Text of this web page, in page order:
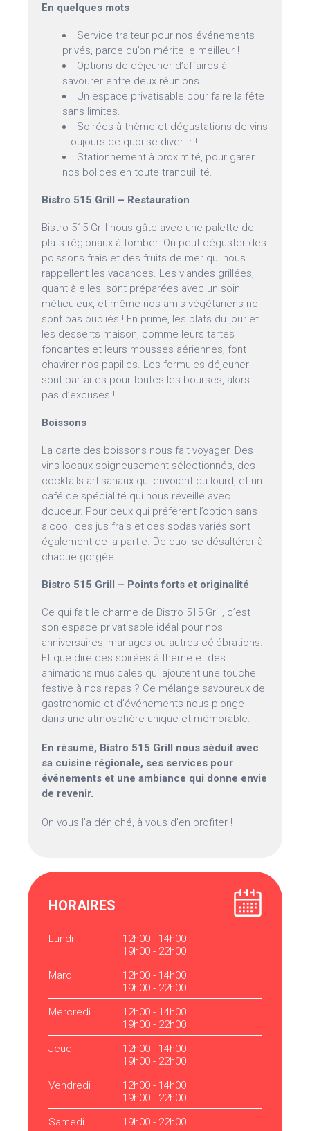
En quelques mots
Service traiteur pour nos événements
privés, parce qu’on mérite le meilleur !
Options de déjeuner d’affaires à
savourer entre deux réunions.
Un espace privatisable pour faire la fête
sans limites.
Soirées à thème et dégustations de vins
: toujours de quoi se divertir !
Stationnement à proximité, pour garer
nos bolides en toute tranquillité.
Bistro 515 Grill – Restauration
Bistro 515 Grill nous gâte avec une palette de
plats régionaux à tomber. On peut déguster des
poissons frais et des fruits de mer qui nous
rappellent les vacances. Les viandes grillées,
quant à elles, sont préparées avec un soin
méticuleux, et même nos amis végétariens ne
sont pas oubliés ! En prime, les plats du jour et
les desserts maison, comme leurs tartes
fondantes et leurs mousses aériennes, font
chavirer nos papilles. Les formules déjeuner
sont parfaites pour toutes les bourses, alors
pas d’excuses !
Boissons
La carte des boissons nous fait voyager. Des
vins locaux soigneusement sélectionnés, des
cocktails artisanaux qui envoient du lourd, et un
café de spécialité qui nous réveille avec
douceur. Pour ceux qui préfèrent l’option sans
alcool, des jus frais et des sodas variés sont
également de la partie. De quoi se désaltérer à
chaque gorgée !
Bistro 515 Grill – Points forts et originalité
Ce qui fait le charme de Bistro 515 Grill, c’est
son espace privatisable idéal pour nos
anniversaires, mariages ou autres célébrations.
Et que dire des soirées à thème et des
animations musicales qui ajoutent une touche
festive à nos repas ? Ce mélange savoureux de
gastronomie et d’événements nous plonge
dans une atmosphère unique et mémorable.
En résumé, Bistro 515 Grill nous séduit avec
sa cuisine régionale, ses services pour
événements et une ambiance qui donne envie
de revenir.
On vous l’a déniché, à vous d’en profiter !
HORAIRES
Lundi
12h00 - 14h00
19h00 - 22h00
Mardi
12h00 - 14h00
19h00 - 22h00
Mercredi
12h00 - 14h00
19h00 - 22h00
Jeudi
12h00 - 14h00
19h00 - 22h00
Vendredi
12h00 - 14h00
19h00 - 22h00
Samedi
19h00 - 22h00